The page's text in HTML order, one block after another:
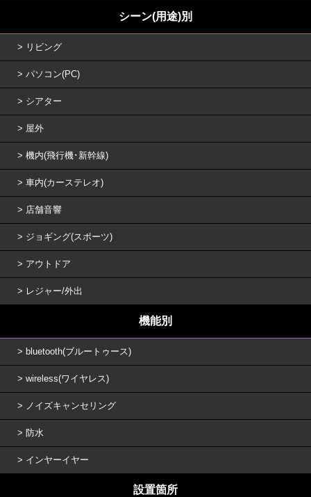
シーン(用途)別
リビング
パソコン(PC)
シアター
屋外
機内(飛行機･新幹線)
車内(カーステレオ)
店舗音響
ジョギング(スポーツ)
アウトドア
レジャー/外出
機能別
bluetooth(ブルートゥース)
wireless(ワイヤレス)
ノイズキャンセリング
防水
インヤーイヤー
設置箇所